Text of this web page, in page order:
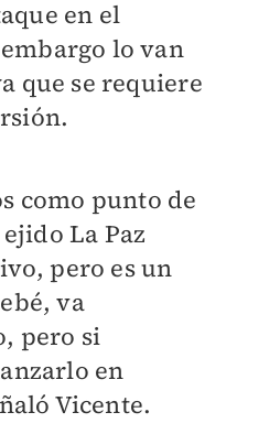
en el
lo van
que se requiere
como punto de
La Paz
pero es un
va
pero si
en
Vicente.